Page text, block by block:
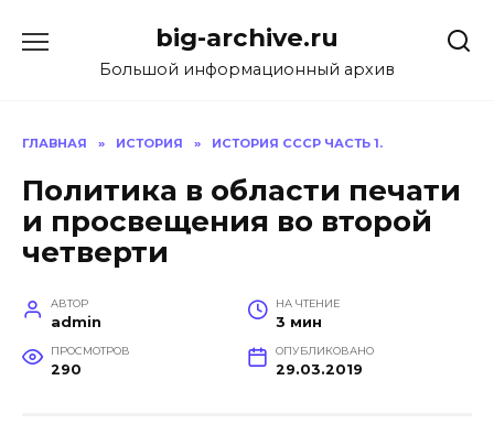
содержанию
big-archive.ru
Большой информационный архив
ГЛАВНАЯ » ИСТОРИЯ » ИСТОРИЯ СССР ЧАСТЬ 1.
Политика в области печати
и просвещения во второй
четверти
АВТОР
admin
НА ЧТЕНИЕ
3 мин
ПРОСМОТРОВ
290
ОПУБЛИКОВАНО
29.03.2019